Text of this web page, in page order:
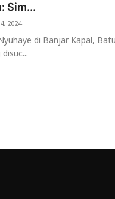
Sim...
2024
di Banjar Kapal,